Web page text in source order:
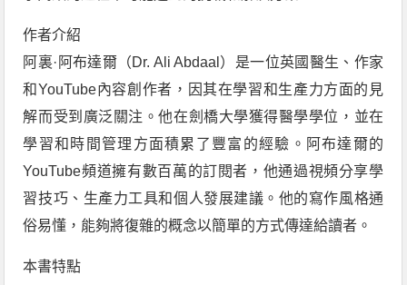
作者介紹
阿裏·阿布達爾（Dr. Ali Abdaal）是一位英國醫生、作家
和YouTube內容創作者，因其在學習和生產力方面的見
解而受到廣泛關注。他在劍橋大學獲得醫學學位，並在
學習和時間管理方面積累了豐富的經驗。阿布達爾的
YouTube頻道擁有數百萬的訂閱者，他通過視頻分享學
習技巧、生產力工具和個人發展建議。他的寫作風格通
俗易懂，能夠將復雜的概念以簡單的方式傳達給讀者。
本書特點